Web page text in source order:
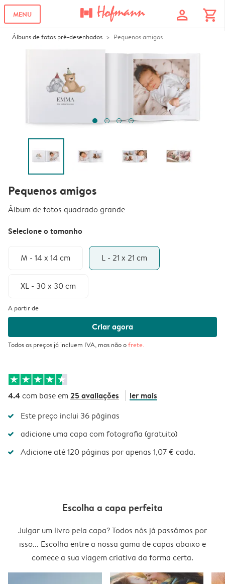
MENU profile shopping_cart
Álbuns de fotos pré-desenhados Pequenos amigos
Pequenos amigos
Álbum de fotos quadrado grande
Selecione o tamanho
M - 14 x 14 cm L - 21 x 21 cm
XL - 30 x 30 cm
A partir de
Criar agora
Todos os preços já incluem IVA, mas não ofrete.
4.4com base em 25 avaliações ler mais
Este preço inclui 36 páginas
adicione uma capa com fotografia (gratuito)
Adicione até 120 páginas por apenas 1,07 € cada.
Escolha a capa perfeita
Julgar um livro pela capa? Todos nós já passámos por
isso... Escolha entre a nossa gama de capas abaixo e
comece a sua viagem criativa da forma certa.